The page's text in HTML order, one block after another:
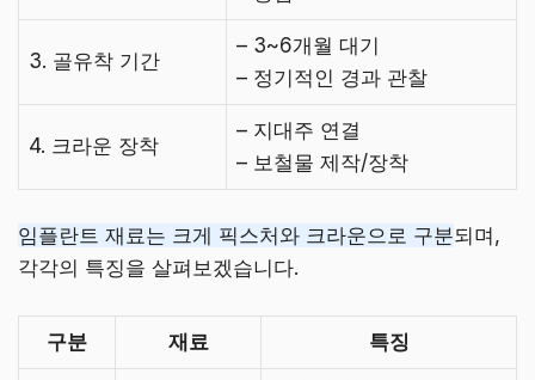
3. 골유착 기간
– 3~6개월 대기
– 정기적인 경과 관찰
4. 크라운 장착
– 지대주 연결
– 보철물 제작/장착
임플란트 재료는 크게 픽스처와 크라운으로 구분되며,
각각의 특징을 살펴보겠습니다.
구분 재료 특징